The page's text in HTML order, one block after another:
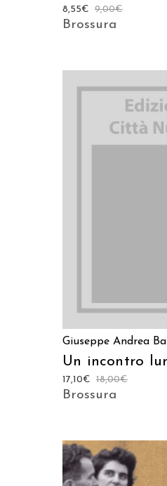
9,00€
8,55€
Brossura
Giuseppe Andrea
Un incontro
18,00€
17,10€
Brossura